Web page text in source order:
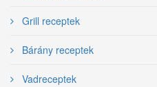
Grill receptek
Bárány receptek
Vadreceptek